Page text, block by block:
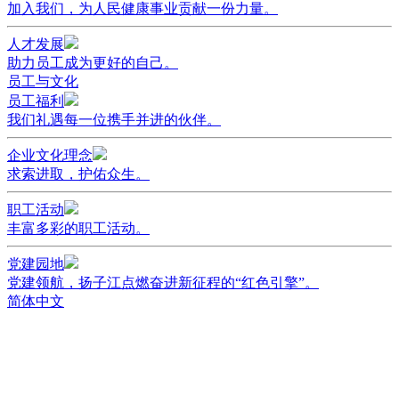
加入我们，为人民健康事业贡献一份力量。
人才发展
助力员工成为更好的自己。
员工与文化
员工福利
我们礼遇每一位携手并进的伙伴。
企业文化理念
求索进取，护佑众生。
职工活动
丰富多彩的职工活动。
党建园地
党建领航，扬子江点燃奋进新征程的“红色引擎”。
简体中文